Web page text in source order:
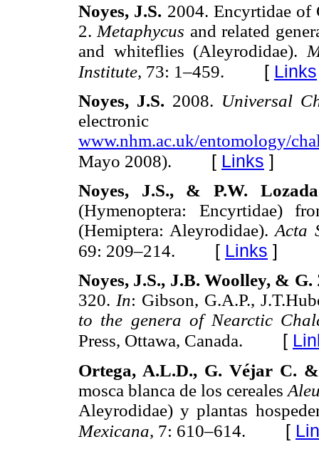
Noyes, J.S. 2004. Encyrtidae of
2. Metaphycus and related
and whiteflies (Aleyrodidae).
Institute, 73: 1–459. [ Links
Noyes, J.S. 2008. Universal
www.nhm.ac.uk/entomology/
Mayo 2008). [ Links ]
Noyes, J.S., & P.W.
(Hymenoptera: Encyrtidae)
(Hemiptera: Aleyrodidae).Acta
69: 209–214. [ Links ]
Noyes, J.S., J.B. Woolley, &
320. In: Gibson, G.A.P.,
to the genera of Nearctic
Press, Ottawa, Canada. [
Ortega, A.L.D., G. Véjar C.
mosca blanca de los cereales
Aleyrodidae) y plantas
Mexicana, 7: 610–614. [